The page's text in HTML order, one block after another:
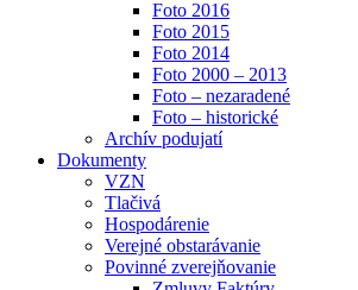
Foto 2016
Foto 2015
Foto 2014
Foto 2000 – 2013
Foto – nezaradené
Foto – historické
Archív podujatí
Dokumenty
VZN
Tlačivá
Hospodárenie
Verejné obstarávanie
Povinné zverejňovanie